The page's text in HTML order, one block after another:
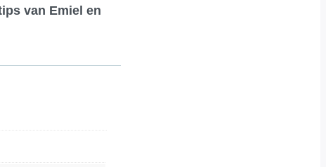
van Emiel en